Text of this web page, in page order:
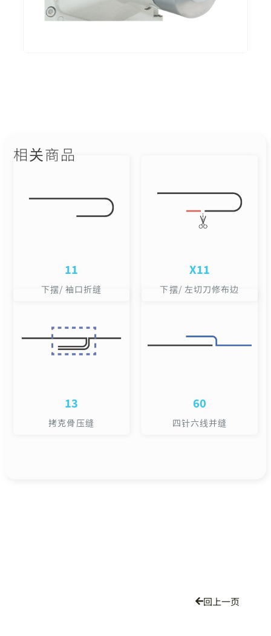
相关商品
11
下摆/ 袖口折缝
X11
下摆/ 左切刀修布边
13
拷克骨压缝
60
四针六线并缝
回上一页